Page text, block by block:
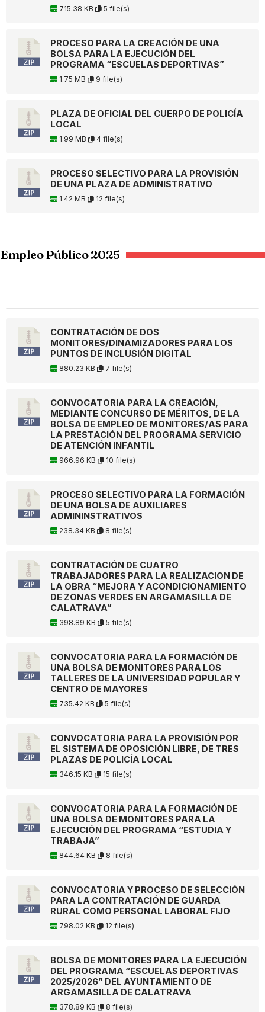
715.38 KB 5 file(s)
PROCESO PARA LA CREACIÓN DE UNA
BOLSA PARA LA EJECUCIÓN DEL
PROGRAMA “ESCUELAS DEPORTIVAS”
1.75 MB 9 file(s)
PLAZA DE OFICIAL DEL CUERPO DE POLICÍA
LOCAL
1.99 MB 4 file(s)
PROCESO SELECTIVO PARA LA PROVISIÓN
DE UNA PLAZA DE ADMINISTRATIVO
1.42 MB 12 file(s)
Empleo Público 2025
CONTRATACIÓN DE DOS
MONITORES/DINAMIZADORES PARA LOS
PUNTOS DE INCLUSIÓN DIGITAL
880.23 KB 7 file(s)
CONVOCATORIA PARA LA CREACIÓN,
MEDIANTE CONCURSO DE MÉRITOS, DE LA
BOLSA DE EMPLEO DE MONITORES/AS PARA
LA PRESTACIÓN DEL PROGRAMA SERVICIO
DE ATENCIÓN INFANTIL
966.96 KB 10 file(s)
PROCESO SELECTIVO PARA LA FORMACIÓN
DE UNA BOLSA DE AUXILIARES
ADMININSTRATIVOS
238.34 KB 8 file(s)
CONTRATACIÓN DE CUATRO
TRABAJADORES PARA LA REALIZACION DE
LA OBRA “MEJORA Y ACONDICIONAMIENTO
DE ZONAS VERDES EN ARGAMASILLA DE
CALATRAVA”
398.89 KB 5 file(s)
CONVOCATORIA PARA LA FORMACIÓN DE
UNA BOLSA DE MONITORES PARA LOS
TALLERES DE LA UNIVERSIDAD POPULAR Y
CENTRO DE MAYORES
735.42 KB 5 file(s)
CONVOCATORIA PARA LA PROVISIÓN POR
EL SISTEMA DE OPOSICIÓN LIBRE, DE TRES
PLAZAS DE POLICÍA LOCAL
346.15 KB 15 file(s)
CONVOCATORIA PARA LA FORMACIÓN DE
UNA BOLSA DE MONITORES PARA LA
EJECUCIÓN DEL PROGRAMA “ESTUDIA Y
TRABAJA”
844.64 KB 8 file(s)
CONVOCATORIA Y PROCESO DE SELECCIÓN
PARA LA CONTRATACIÓN DE GUARDA
RURAL COMO PERSONAL LABORAL FIJO
798.02 KB 12 file(s)
BOLSA DE MONITORES PARA LA EJECUCIÓN
DEL PROGRAMA “ESCUELAS DEPORTIVAS
2025/2026” DEL AYUNTAMIENTO DE
ARGAMASILLA DE CALATRAVA
378.89 KB 8 file(s)